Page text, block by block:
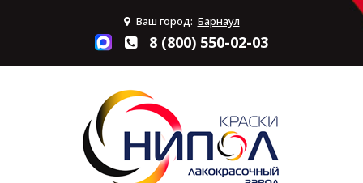
Ваш город: Барнаул
8 (800) 550-02-03